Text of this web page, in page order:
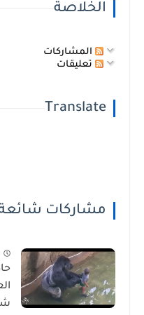
الخلاصة
المشاركات
تعليقات
Translate
مشاركات